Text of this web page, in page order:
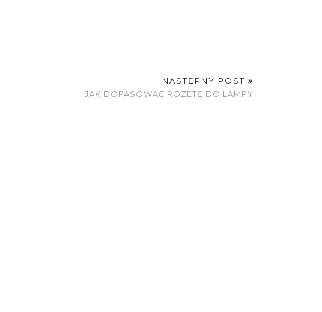
NASTĘPNY POST
JAK DOPASOWAĆ ROZETĘ DO LAMPY